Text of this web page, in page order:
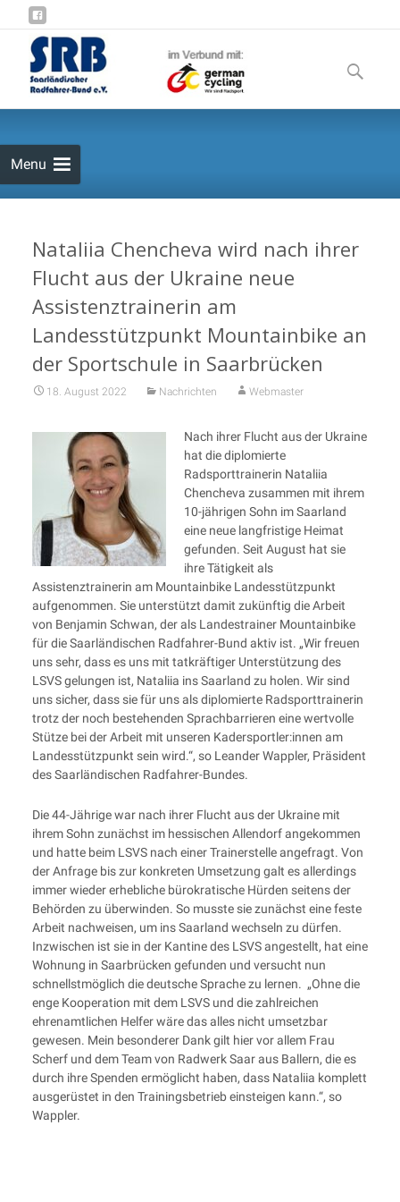
Menu
to
content
Suchen
nach:
Nataliia Chencheva wird nach ihrer
Flucht aus der Ukraine neue
Assistenztrainerin am
Landesstützpunkt Mountainbike an
der Sportschule in Saarbrücken
18. August 2022 Nachrichten Webmaster
Nach ihrer Flucht aus der Ukraine
hat die diplomierte
Radsporttrainerin Nataliia
Chencheva zusammen mit ihrem
10-jährigen Sohn im Saarland
eine neue langfristige Heimat
gefunden. Seit August hat sie
ihre Tätigkeit als
Assistenztrainerin am Mountainbike Landesstützpunkt
aufgenommen. Sie unterstützt damit zukünftig die Arbeit
von Benjamin Schwan, der als Landestrainer Mountainbike
für die Saarländischen Radfahrer-Bund aktiv ist. „Wir freuen
uns sehr, dass es uns mit tatkräftiger Unterstützung des
LSVS gelungen ist, Nataliia ins Saarland zu holen. Wir sind
uns sicher, dass sie für uns als diplomierte Radsporttrainerin
trotz der noch bestehenden Sprachbarrieren eine wertvolle
Stütze bei der Arbeit mit unseren Kadersportler:innen am
Landesstützpunkt sein wird.“, so Leander Wappler, Präsident
des Saarländischen Radfahrer-Bundes.
Die 44-Jährige war nach ihrer Flucht aus der Ukraine mit
ihrem Sohn zunächst im hessischen Allendorf angekommen
und hatte beim LSVS nach einer Trainerstelle angefragt. Von
der Anfrage bis zur konkreten Umsetzung galt es allerdings
immer wieder erhebliche bürokratische Hürden seitens der
Behörden zu überwinden. So musste sie zunächst eine feste
Arbeit nachweisen, um ins Saarland wechseln zu dürfen.
Inzwischen ist sie in der Kantine des LSVS angestellt, hat eine
Wohnung in Saarbrücken gefunden und versucht nun
schnellstmöglich die deutsche Sprache zu lernen. „Ohne die
enge Kooperation mit dem LSVS und die zahlreichen
ehrenamtlichen Helfer wäre das alles nicht umsetzbar
gewesen. Mein besonderer Dank gilt hier vor allem Frau
Scherf und dem Team von Radwerk Saar aus Ballern, die es
durch ihre Spenden ermöglicht haben, dass Nataliia komplett
ausgerüstet in den Trainingsbetrieb einsteigen kann.“, so
Wappler.